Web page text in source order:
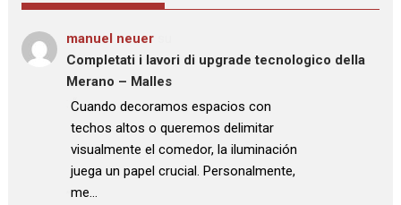
manuel neuer
Completati i lavori di upgrade tecnologico della
Merano – Malles
: “
Cuando decoramos espacios con
techos altos o queremos delimitar
visualmente el comedor, la iluminación
juega un papel crucial. Personalmente,
me…
”